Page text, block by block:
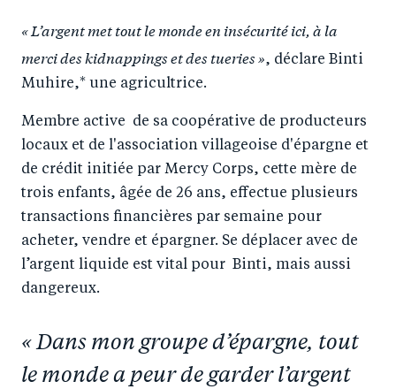
o
o
k
I
n
« L’argent met tout le monde en insécurité ici, à la
merci des kidnappings et des tueries », déclare Binti
Muhire,* une agricultrice.
Membre active de sa coopérative de producteurs
locaux et de l'association villageoise d'épargne et
de crédit initiée par Mercy Corps, cette mère de
trois enfants, âgée de 26 ans, effectue plusieurs
transactions financières par semaine pour
acheter, vendre et épargner. Se déplacer avec de
l’argent liquide est vital pour Binti, mais aussi
dangereux.
« Dans mon groupe d’épargne, tout
le monde a peur de garder l’argent